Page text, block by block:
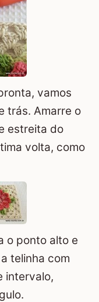
vamos
trás. Amarre o
estreita do
volta, como
o ponto alto e
telinha com
intervalo,